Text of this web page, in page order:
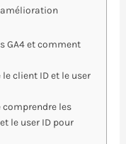
GA4 et comment
client ID et le user
les
le user ID pour